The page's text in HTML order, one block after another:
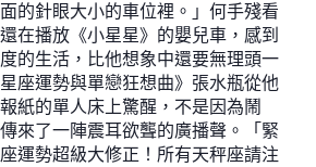
的針眼大小的車位裡。」何手殘看
在播放《小星星》的嬰兒車，感到
的生活，比他想象中還要無理頭一
座運勢與單戀狂想曲》張水瓶從他
紙的單人床上驚醒，不是因為鬧
來了一陣震耳欲聾的廣播聲。「緊
運勢超級大修正！所有天秤座請注